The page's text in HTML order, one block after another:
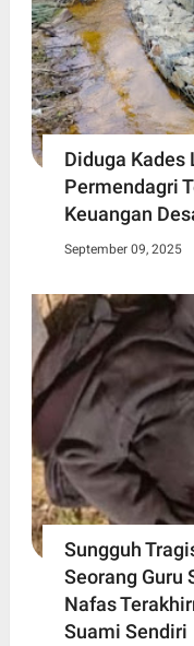
Diduga Kades
Permendagri
Keuangan
September 09, 2025
Sungguh
Seorang Guru
Nafas
Suami Sendiri